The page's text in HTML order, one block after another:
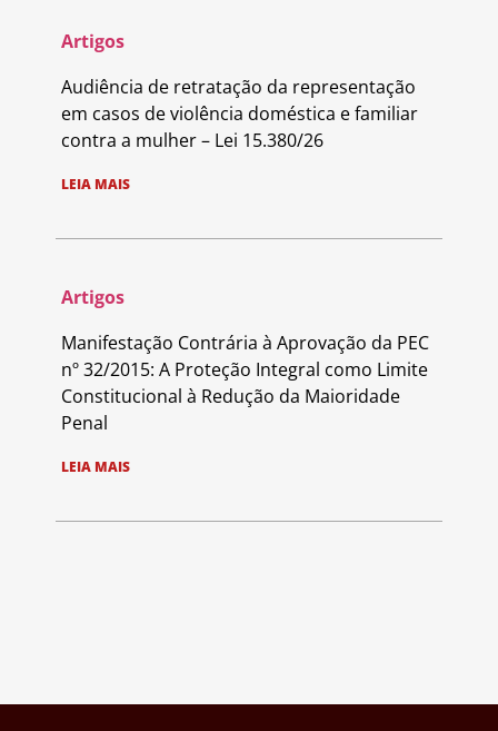
Artigos
Audiência de retratação da representação
em casos de violência doméstica e familiar
contra a mulher – Lei 15.380/26
LEIA MAIS
Artigos
Manifestação Contrária à Aprovação da PEC
nº 32/2015: A Proteção Integral como Limite
Constitucional à Redução da Maioridade
Penal
LEIA MAIS